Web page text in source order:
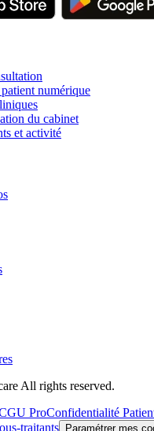
numérique
du cabinet
et activité
All rights reserved.
ProConfidentialité
traitants Paramétrer mes